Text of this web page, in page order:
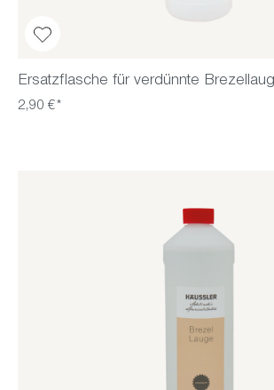
Ersatzflasche für verdünnte
2,90 €*